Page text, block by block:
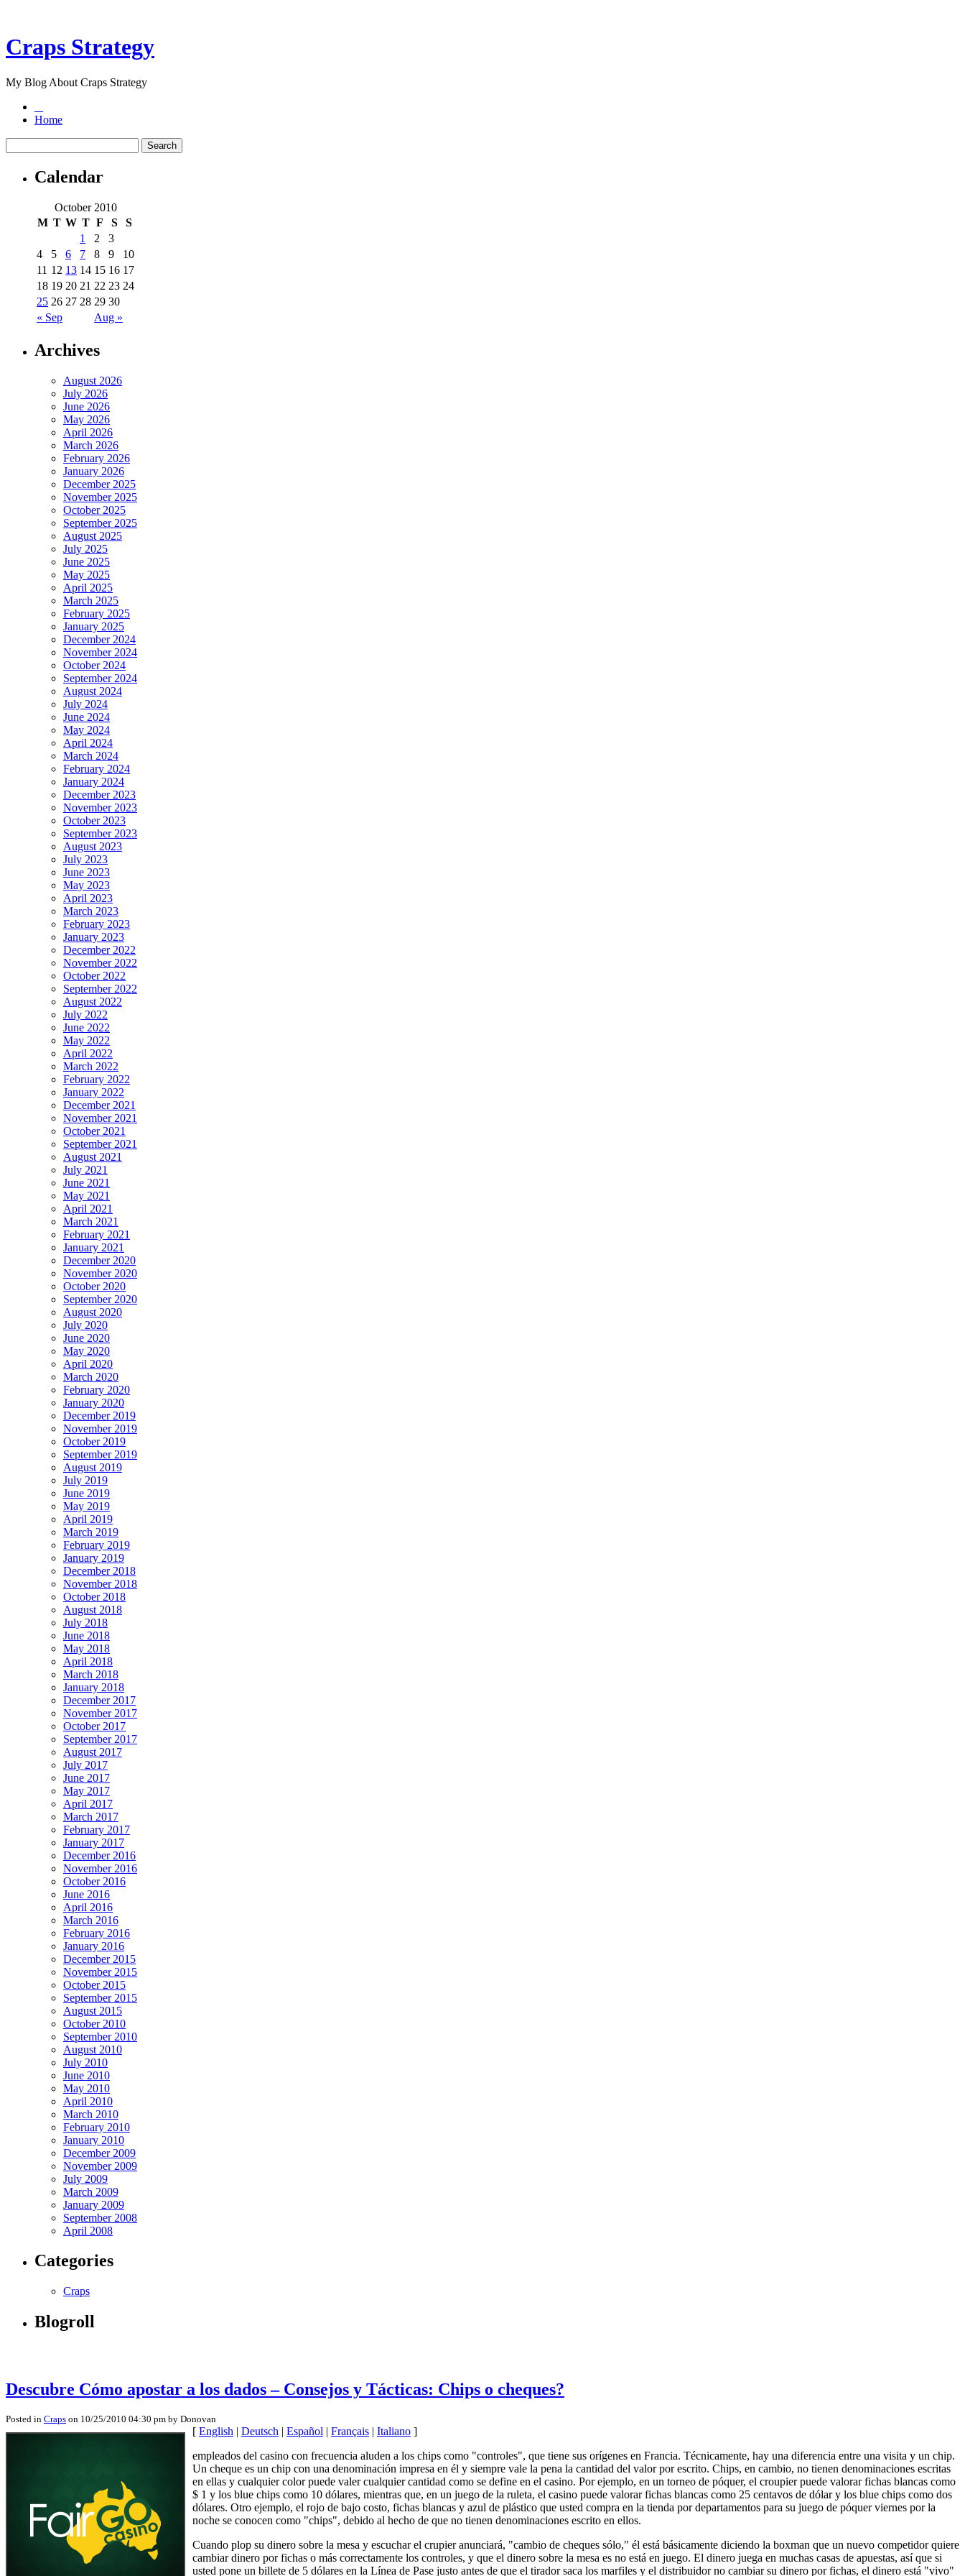
Craps Strategy
My Blog About Craps Strategy
Home
Calendar
October 2010
M T W T F S S
« Sep Aug »
1 2
3
4
5 6 7 8 9
10
11 12 13 14 15 16 17
18 19 20 21 22 23 24
25 26 27 28 29 30
Archives
August 2026
July 2026
June 2026
May 2026
April 2026
March 2026
February 2026
January 2026
December 2025
November 2025
October 2025
September 2025
August 2025
July 2025
June 2025
May 2025
April 2025
March 2025
February 2025
January 2025
December 2024
November 2024
October 2024
September 2024
August 2024
July 2024
June 2024
May 2024
April 2024
March 2024
February 2024
January 2024
December 2023
November 2023
October 2023
September 2023
August 2023
July 2023
June 2023
May 2023
April 2023
March 2023
February 2023
January 2023
December 2022
November 2022
October 2022
September 2022
August 2022
July 2022
June 2022
May 2022
April 2022
March 2022
February 2022
January 2022
December 2021
November 2021
October 2021
September 2021
August 2021
July 2021
June 2021
May 2021
April 2021
March 2021
February 2021
January 2021
December 2020
November 2020
October 2020
September 2020
August 2020
July 2020
June 2020
May 2020
April 2020
March 2020
February 2020
January 2020
December 2019
November 2019
October 2019
September 2019
August 2019
July 2019
June 2019
May 2019
April 2019
March 2019
February 2019
January 2019
December 2018
November 2018
October 2018
August 2018
July 2018
June 2018
May 2018
April 2018
March 2018
January 2018
December 2017
November 2017
October 2017
September 2017
August 2017
July 2017
June 2017
May 2017
April 2017
March 2017
February 2017
January 2017
December 2016
November 2016
October 2016
June 2016
April 2016
March 2016
February 2016
January 2016
December 2015
November 2015
October 2015
September 2015
August 2015
October 2010
September 2010
August 2010
July 2010
June 2010
May 2010
April 2010
March 2010
February 2010
January 2010
December 2009
November 2009
July 2009
March 2009
January 2009
September 2008
April 2008
Categories
Craps
Blogroll
Descubre Cómo apostar a los dados – Consejos y Tácticas: Chips o cheques?
Posted in Craps on 10/25/2010 04:30 pm by Donovan
[ English | Deutsch | Español | Français | Italiano ]
empleados del casino con frecuencia aluden a los chips como "controles", que tiene sus orígenes en Francia. Técnicamente, hay una diferencia entre una visita y un chip.
Un cheque es un chip con una denominación impresa en él y siempre vale la pena la cantidad del valor por escrito. Chips, en cambio, no tienen denominaciones escritas
en ellas y cualquier color puede valer cualquier cantidad como se define en el casino. Por ejemplo, en un torneo de póquer, el croupier puede valorar fichas blancas como
$ 1 y los blue chips como 10 dólares, mientras que, en un juego de la ruleta, el casino puede valorar fichas blancas como 25 centavos de dólar y los blue chips como dos
dólares. Otro ejemplo, el rojo de bajo costo, fichas blancas y azul de plástico que usted compra en la tienda por departamentos para su juego de póquer viernes por la
noche se conocen como "chips", debido al hecho de que no tienen denominaciones escrito en ellos.
Cuando plop su dinero sobre la mesa y escuchar el crupier anunciará, "cambio de cheques sólo," él está básicamente diciendo la boxman que un nuevo competidor quiere
cambiar dinero por fichas o más correctamente los controles, y que el dinero sobre la mesa es no está en juego. El dinero juega en muchas casas de apuestas, así que si
usted pone un billete de 5 dólares en la Línea de Pase justo antes de que el tirador saca los marfiles y el distribuidor no cambiar su dinero por fichas, el dinero está "vivo"